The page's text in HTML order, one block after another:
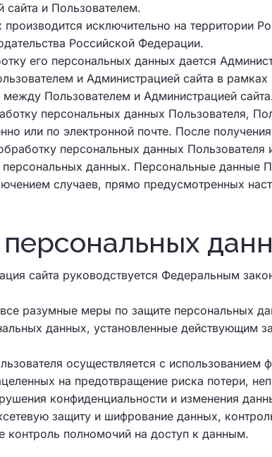
и Пользователем.
исключительно на территории
Российской Федерации.
его персональных данных дается
и Администрацией сайта в рамках
Пользователем и Администрацией
персональных данных Пользователя,
или по электронной почте. После
персональных данных Пользователя
персональных данных. Персональные данные
случаев, прямо предусмотренных
сайта руководствуется Федеральным
разумные меры по защите персональных
данных, установленные действующим
осуществляется с использованием
на предотвращение риска потери,
конфиденциальности и изменения
защиту и шифрование данных,
контроль полномочий на доступ к данным.